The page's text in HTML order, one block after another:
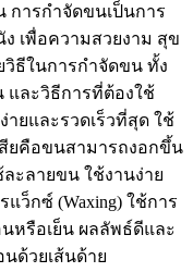
ารกำจัดขนเป็นการ
เพื่อความสวยงาม สุข
ธีในการกำจัดขน ทั้ง
และวิธีการที่ต้องใช้
ายและรวดเร็วที่สุด ใช้
ยคือขนสามารถงอกขึ้น
ะลายขน ใช้งานง่าย
ว็กซ์ (Waxing) ใช้การ
หรือเย็น ผลลัพธ์ดีและ
ด้วยเส้นด้าย